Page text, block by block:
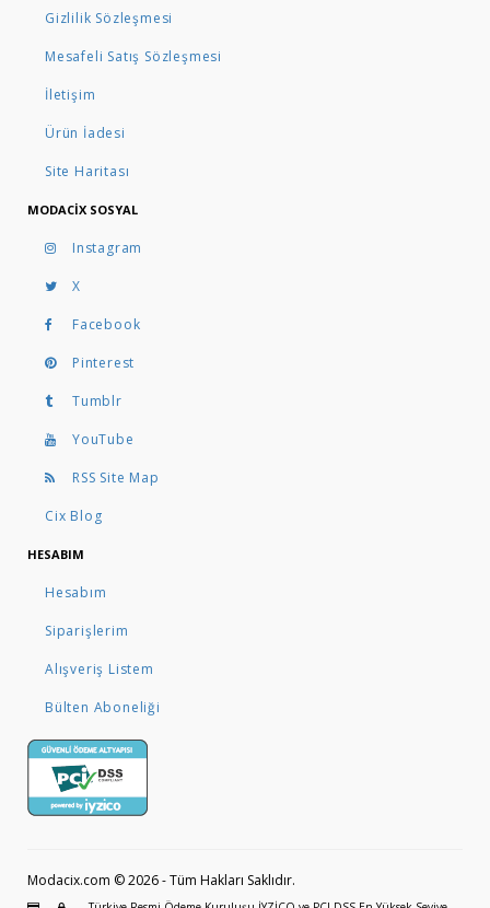
Gizlilik Sözleşmesi
Mesafeli Satış Sözleşmesi
İletişim
Ürün İadesi
Site Haritası
MODACIX SOSYAL
Instagram
X
Facebook
Pinterest
Tumblr
YouTube
RSS Site Map
Cix Blog
HESABIM
Hesabım
Siparişlerim
Alışveriş Listem
Bülten Aboneliği
Modacix.com © 2026 - Tüm Hakları Saklıdır.